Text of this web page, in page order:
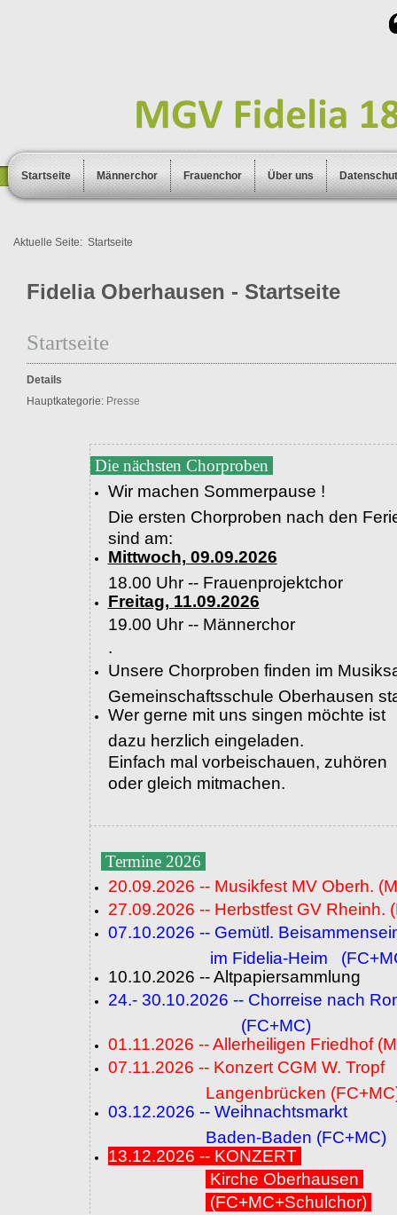
Startseite Männerchor Frauenchor Über uns
Aktuelle Seite: Startseite
Fidelia Oberhausen - Startseite
Startseite
Details
Hauptkategorie: Presse
Die nächsten Chorproben
Wir machen Sommerpause !
Die ersten Chorproben nach den
sind am:
Mittwoch, 09.09.2026
18.00 Uhr -- Frauenprojektchor
Freitag, 11.09.2026
19.00 Uhr -- Männerchor
.
Unsere Chorproben finden im
Gemeinschaftsschule Oberhausen
Wer gerne mit uns singen möchte ist
dazu herzlich eingeladen.
Einfach mal vorbeischauen, zuhören
oder gleich mitmachen.
Termine 2026
20.09.2026 -- Musikfest MV Oberh.
27.09.2026 -- Herbstfest GV Rheinh.
07.10.2026 -- Gemütl.
im Fidelia-Heim
10.10.2026 -- Altpapiersammlung
24.- 30.10.2026 -- Chorreise nach
(FC+MC)
01.11.2026 -- Allerheiligen Friedhof
07.11.2026 -- Konzert CGM W. Tropf
Langenbrücken
03.12.2026 -- Weihnachtsmarkt
Baden-Baden (FC+MC)
13.12.2026 -- KONZERT
Kirche Oberhausen
(FC+MC+Schulchor)